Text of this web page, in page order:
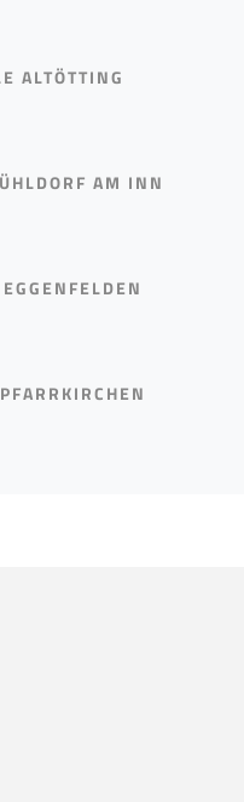
ALTÖTTING
AM INN